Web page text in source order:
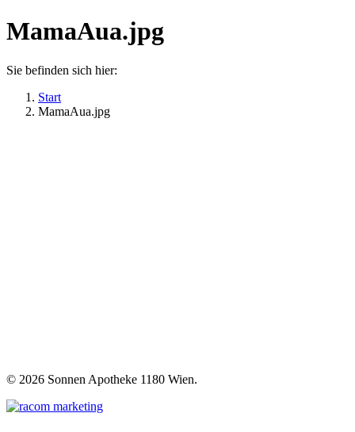
MamaAua.jpg
Sie befinden sich hier:
Start
MamaAua.jpg
© 2026 Sonnen Apotheke 1180 Wien.